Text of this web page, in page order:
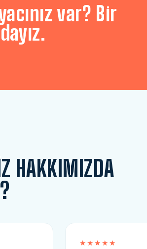
var? Bir
HAKKIMIZDA
★★★★★